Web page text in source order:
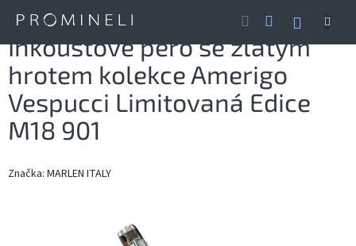
Inkoustové pero se zlatým
hrotem kolekce Amerigo
Vespucci Limitovaná Edice
M18 901
Značka: MARLEN ITALY